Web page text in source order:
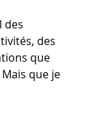
des
des
que
que je